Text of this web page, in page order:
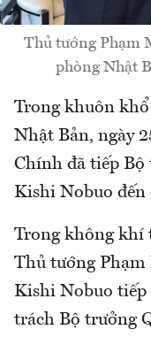
Thủ tướng Phạm
phòng Nhật
Trong khuôn
Nhật Bản, ngày
Chính đã tiếp
Kishi Nobuo đến
Trong không khí
Thủ tướng
Kishi Nobuo
trách Bộ trưởng